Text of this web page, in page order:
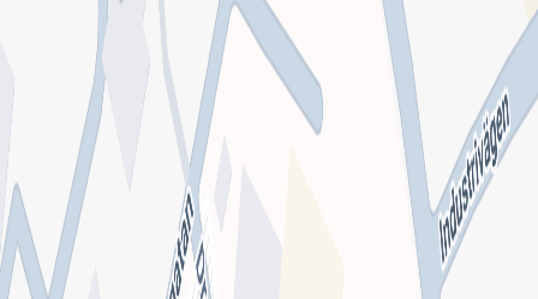
Familjecentralen är ett samarbete mellan Landstinget
Västernorrland och kommunen.
Driver du denna mottagning?
Omdömen från patienter